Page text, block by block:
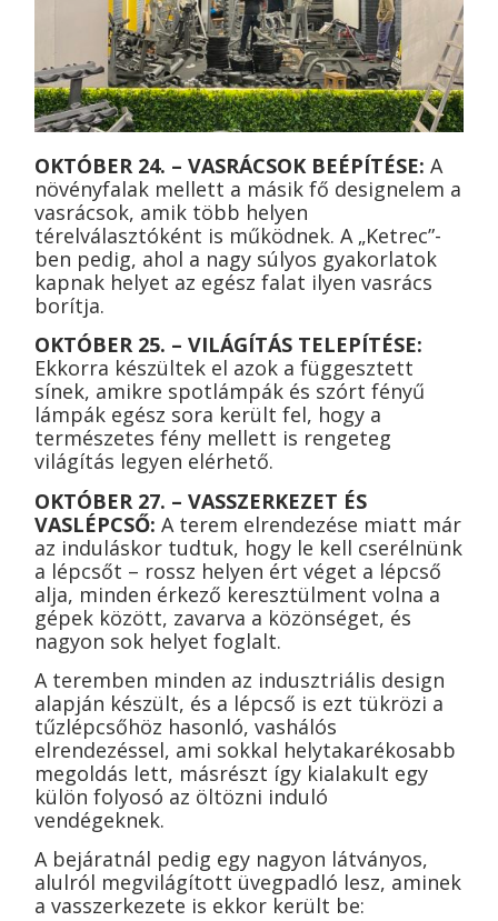
OKTÓBER 24. – VASRÁCSOK BEÉPÍTÉSE: A
növényfalak mellett a másik fő designelem a
vasrácsok, amik több helyen
térelválasztóként is működnek. A „Ketrec”-
ben pedig, ahol a nagy súlyos gyakorlatok
kapnak helyet az egész falat ilyen vasrács
borítja.
OKTÓBER 25. – VILÁGÍTÁS TELEPÍTÉSE:
Ekkorra készültek el azok a függesztett
sínek, amikre spotlámpák és szórt fényű
lámpák egész sora került fel, hogy a
természetes fény mellett is rengeteg
világítás legyen elérhető.
OKTÓBER 27. – VASSZERKEZET ÉS
VASLÉPCSŐ:A terem elrendezése miatt már
az induláskor tudtuk, hogy le kell cserélnünk
a lépcsőt – rossz helyen ért véget a lépcső
alja, minden érkező keresztülment volna a
gépek között, zavarva a közönséget, és
nagyon sok helyet foglalt.
A teremben minden az indusztriális design
alapján készült, és a lépcső is ezt tükrözi a
tűzlépcsőhöz hasonló, vashálós
elrendezéssel, ami sokkal helytakarékosabb
megoldás lett, másrészt így kialakult egy
külön folyosó az öltözni induló
vendégeknek.
A bejáratnál pedig egy nagyon látványos,
alulról megvilágított üvegpadló lesz, aminek
a vasszerkezete is ekkor került be: